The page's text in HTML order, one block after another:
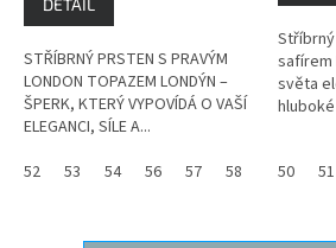
DETAIL
STŘÍBRNÝ PRSTEN S PRAVÝM
LONDON TOPAZEM LONDÝN –
ŠPERK, KTERÝ VYPOVÍDÁ O VAŠÍ
ELEGANCI, SÍLE A...
52
53 54 56 57 58 59 60
5
safírem
světa
50 51